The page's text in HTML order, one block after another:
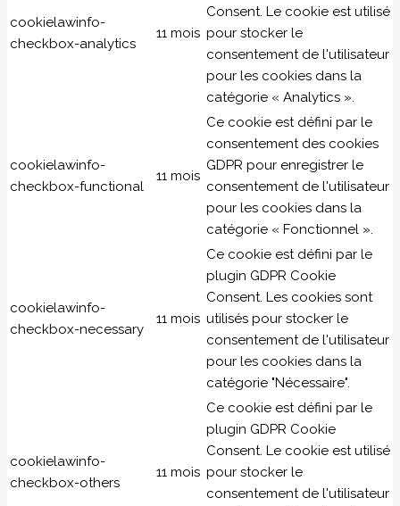
cookielawinfo-
checkbox-analytics
11 mois
Consent. Le cookie est utilisé
pour stocker le
consentement de l'utilisateur
pour les cookies dans la
catégorie « Analytics ».
cookielawinfo-
checkbox-functional
11 mois
Ce cookie est défini par le
consentement des cookies
GDPR pour enregistrer le
consentement de l'utilisateur
pour les cookies dans la
catégorie « Fonctionnel ».
cookielawinfo-
checkbox-necessary
11 mois
Ce cookie est défini par le
plugin GDPR Cookie
Consent. Les cookies sont
utilisés pour stocker le
consentement de l'utilisateur
pour les cookies dans la
catégorie "Nécessaire".
cookielawinfo-
checkbox-others
11 mois
Ce cookie est défini par le
plugin GDPR Cookie
Consent. Le cookie est utilisé
pour stocker le
consentement de l'utilisateur